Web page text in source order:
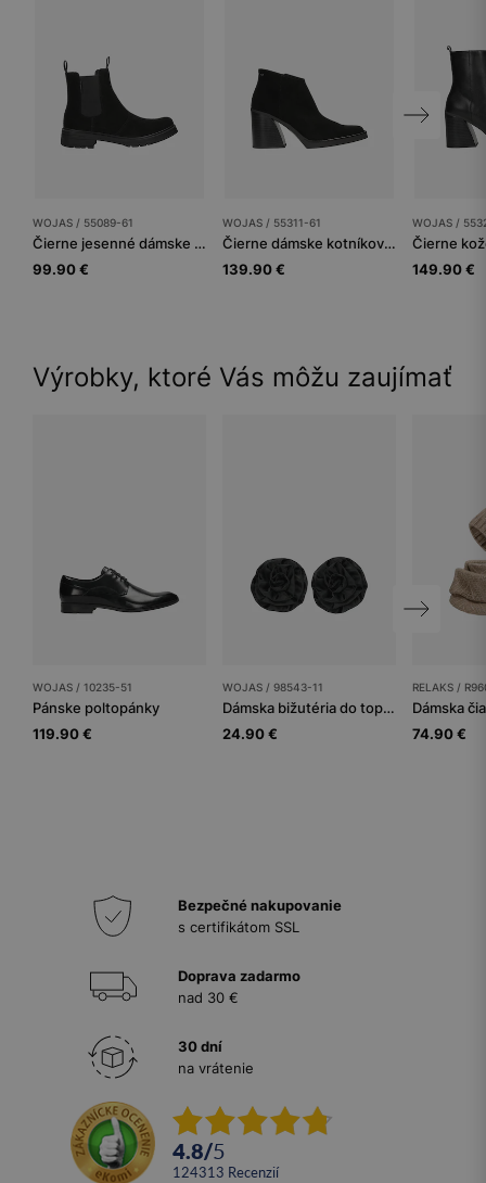
WOJAS / 55089-61
Čierne jesenné dámske štýblety v mestskom štýle
99.90 €
WOJAS / 55311-61
Čierne dámske kotníkové topánky Limited Edition s nízkym zvrškom
139.90 €
WOJAS /
149.90 €
Výrobky, ktoré Vás môžu zaujímať
WOJAS / 10235-51
Pánske poltopánky
119.90 €
WOJAS / 98543-11
Dámska bižutéria do topánok
24.90 €
RELAKS /
Dámska
74.90 €
Bezpečné nakupovanie
s certifikátom SSL
Doprava zadarmo
nad 30 €
30 dní
na vrátenie
4.8/5
124313 recenzií